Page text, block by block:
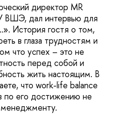
директор MR
ВШЭ, дал интервью для
История гостя о том,
в глаза трудностям и
что успех – это не
перед собой и
жить настоящим. В
что work-life balance
по его достижению не
менеджменту.